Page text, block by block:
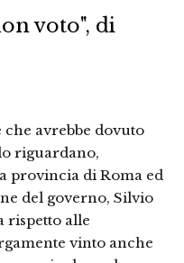
voto", di
che avrebbe dovuto
riguardano,
provincia di Roma ed
del governo, Silvio
rispetto alle
vinto anche